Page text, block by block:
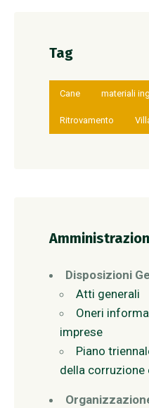
Tag
Cane materiali
Ritrovamento
Disposizioni
Atti generali
Oneri
imprese
Piano
della corruzione